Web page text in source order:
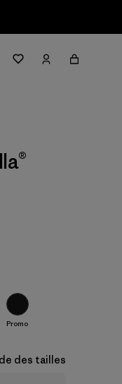
Promo
des tailles